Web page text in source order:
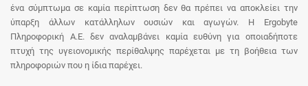
ένα σύμπτωμα σε καμία περίπτωση δεν θα πρέπει να αποκλείει την
ύπαρξη άλλων κατάλληλων ουσιών και αγωγών. Η Ergobyte
Πληροφορική Α.Ε. δεν αναλαμβάνει καμία ευθύνη για οποιαδήποτε
πτυχή της υγειονομικής περίθαλψης παρέχεται με τη βοήθεια των
πληροφοριών που η ίδια παρέχει.